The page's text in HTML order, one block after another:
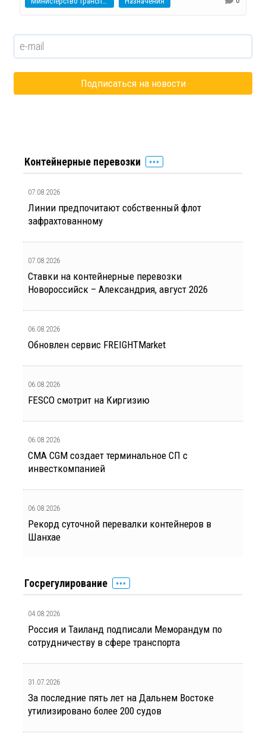
Контейнерные перевозки
07.08.2026
Линии предпочитают собственный флот
зафрахтованному
07.08.2026
Ставки на контейнерные перевозки
Новороссийск – Александрия, август 2026
06.08.2026
Обновлен сервис FREIGHTMarket
06.08.2026
FESCO смотрит на Киргизию
06.08.2026
CMA CGM создает терминальное СП с
инвесткомпанией
06.08.2026
Рекорд суточной перевалки контейнеров в
Шанхае
Госрегулирование
04.08.2026
Россия и Таиланд подписали Меморандум по
сотрудничеству в сфере транспорта
31.07.2026
За последние пять лет на Дальнем Востоке
утилизировано более 200 судов